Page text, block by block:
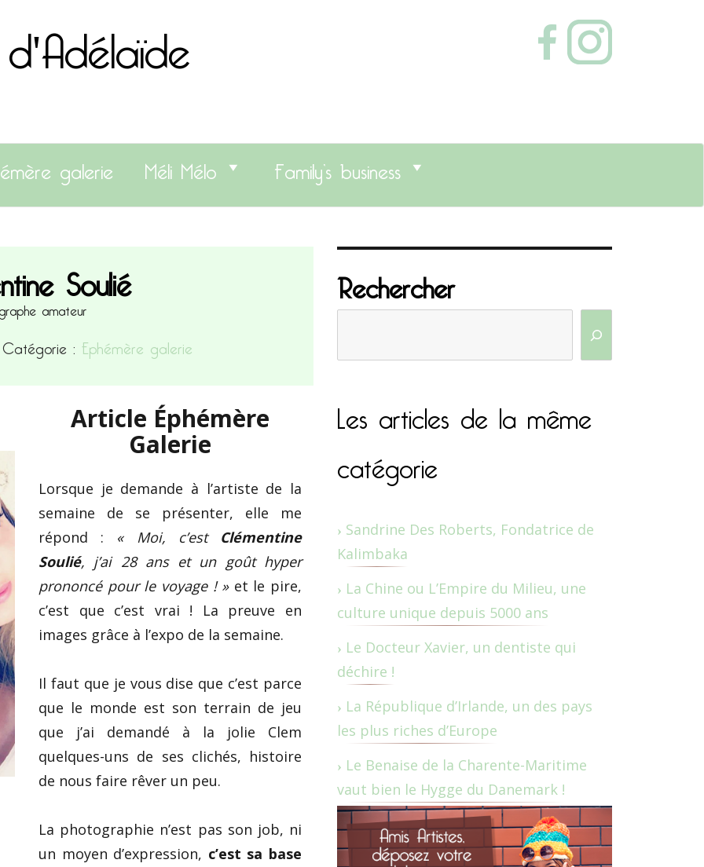
galerie Méli Mélo Family’s business
Soulié
amateur
Catégorie : Ephémère galerie
Article Éphémère
Galerie
Lorsque je demande à l’artiste de la
semaine de se présenter, elle me
répond : « Moi, c’est Clémentine
Soulié, j’ai 28 ans et un goût hyper
prononcé pour le voyage ! »et le pire,
c’est que c’est vrai ! La preuve en
images grâce à l’expo de la semaine.
Il faut que je vous dise que c’est parce
que le monde est son terrain de jeu
que j’ai demandé à la jolie Clem
quelques-uns de ses clichés, histoire
de nous faire rêver un peu.
La photographie n’est pas son job, ni
un moyen d’expression, c’est sa base
Rechercher
Les articles de la même
catégorie
Sandrine Des Roberts, Fondatrice de
Kalimbaka
La Chine ou L’Empire du Milieu, une
culture unique depuis 5000 ans
Le Docteur Xavier, un dentiste qui
déchire !
La République d’Irlande, un des pays
les plus riches d’Europe
Le Benaise de la Charente-Maritime
vaut bien le Hygge du Danemark !